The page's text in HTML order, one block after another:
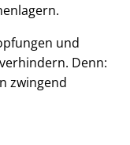
und
Denn:
zwingend